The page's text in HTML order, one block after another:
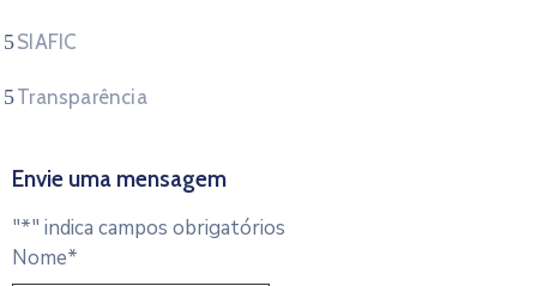
SIAFIC
Transparência
Envie uma mensagem
"*" indica campos obrigatórios
Nome*